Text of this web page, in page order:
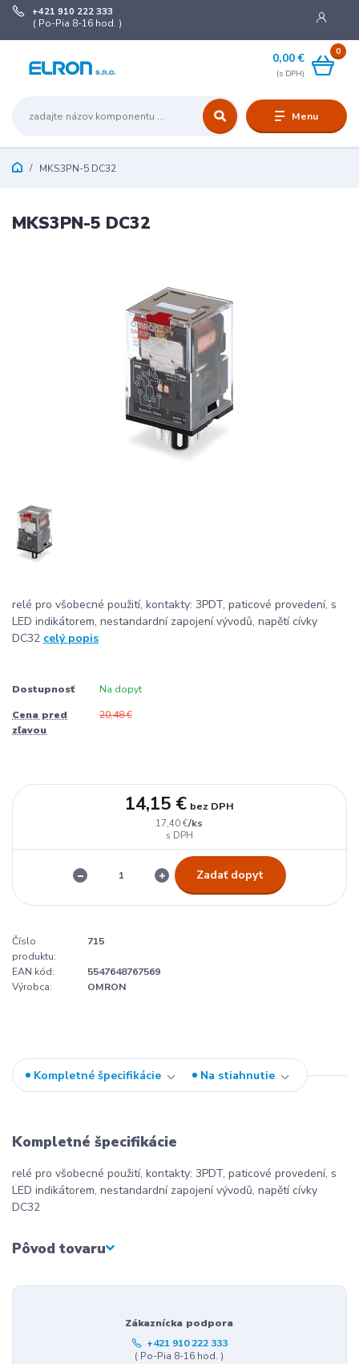
Menu
+421 910 222 333
( Po-Pia 8-16 hod. )
0
0,00 €
MKS3PN-5 DC32
MKS3PN-5 DC32
relé pro všobecné použití, kontakty: 3PDT, paticové provedení, s
LED indikátorem, nestandardní zapojení vývodů, napětí cívky
DC32 celý popis
Dostupnosť Na dopyt
Cena pred
zľavou
20,48 €
17,40 €/ks
14,15 € bez DPH
Zadať dopyt
Číslo
produktu:
715
EAN kód:
5547648767569
Výrobca:
OMRON
Kompletné špecifikácie Na stiahnutie
Kompletné špecifikácie
relé pro všobecné použití, kontakty: 3PDT, paticové provedení, s
LED indikátorem, nestandardní zapojení vývodů, napětí cívky
DC32
Pôvod tovaru
Zákaznícka podpora
+421 910 222 333
( Po-Pia 8-16 hod. )